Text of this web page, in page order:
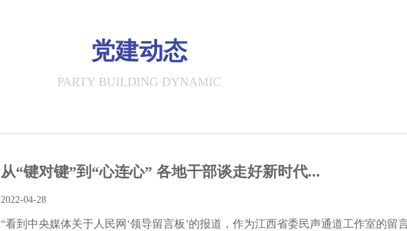
党建动态
PARTY BUILDING DYNAMIC
从“键对键”到“心连心” 各地干部谈走好新时代...
2022-04-28
“看到中央媒体关于人民网‘领导留言板’的报道，作为江西省委民声通道工作室的留